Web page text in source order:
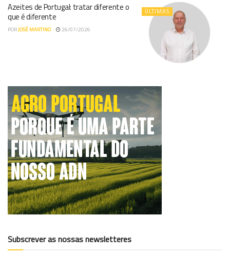
ÚLTIMAS
Azeites de Portugal: tratar diferente o
que é diferente
PORJOSÉ MARTINO 26/07/2026
Subscrever as nossas newsletteres